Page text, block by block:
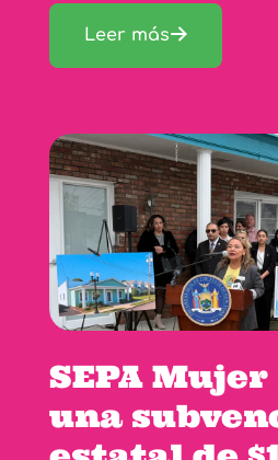
Leer más
SEPA
una